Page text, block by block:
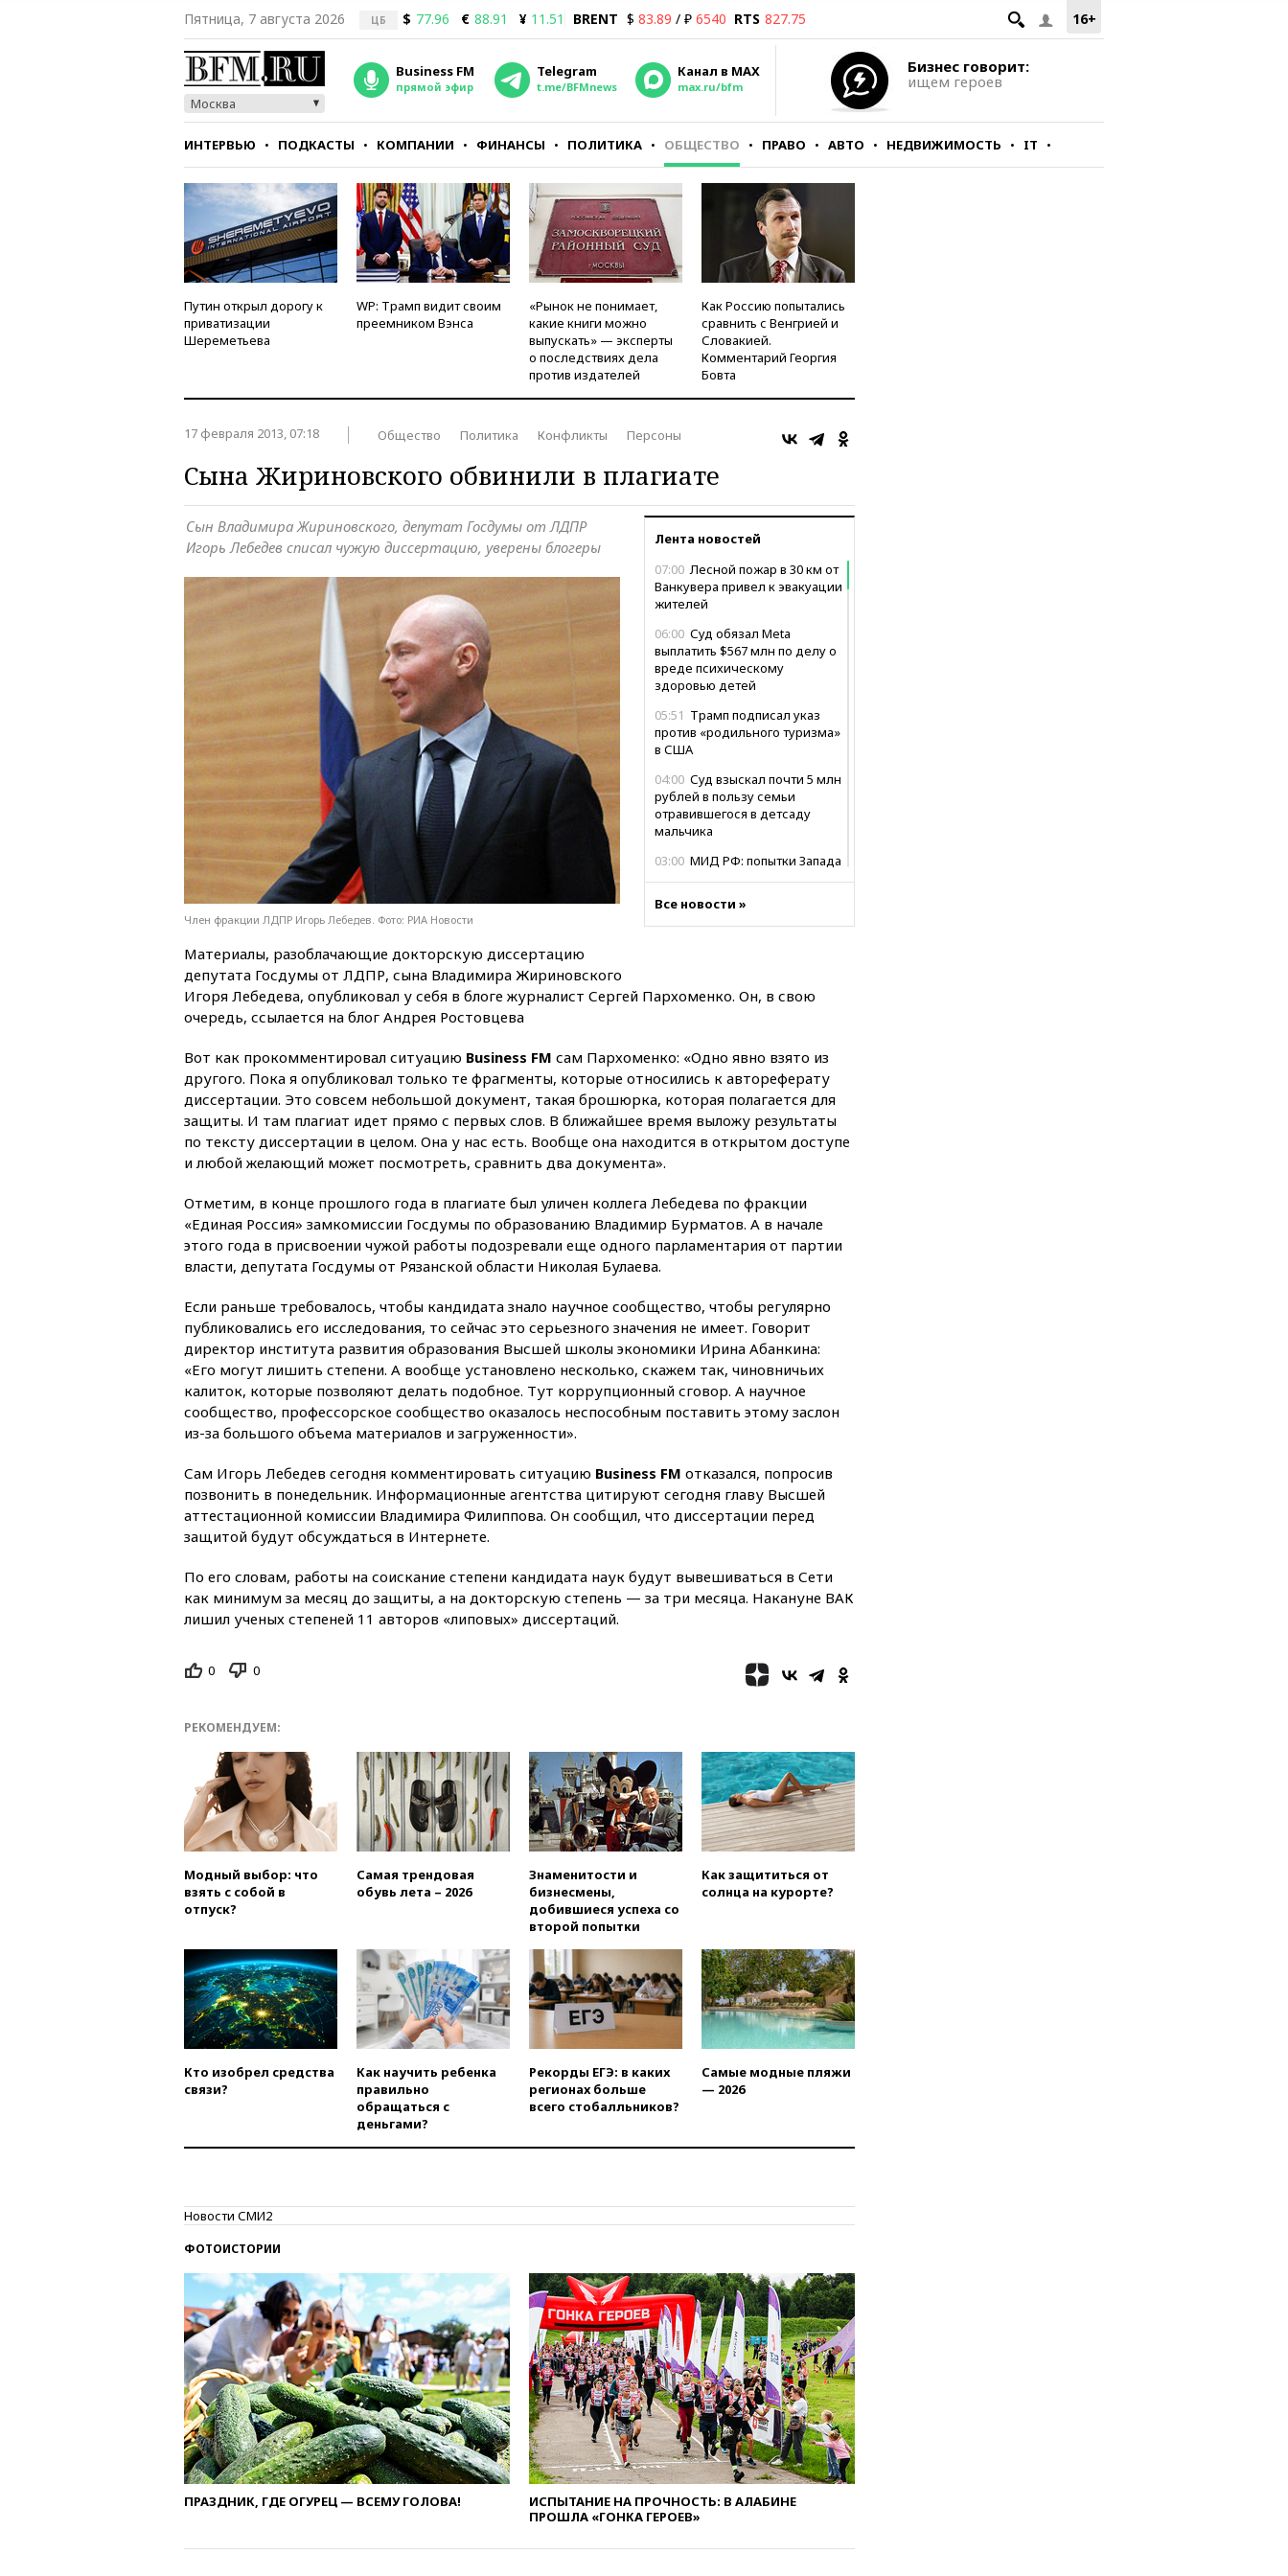
16+
Пятница, 7 августа 2026 ЦБ $ 77.96 € 88.91 ¥ 11.51 BRENT $ 83.89 / ₽ 6540 RTS 827.75
Москва
Business FM
прямой эфир
Telegram
t.me/BFMnews
Канал в MAX
max.ru/bfm
Бизнес говорит:
ищем героев
ИНТЕРВЬЮ ПОДКАСТЫ КОМПАНИИ ФИНАНСЫ ПОЛИТИКА ОБЩЕСТВО ПРАВО АВТО НЕДВИЖИМОСТЬ IT
СТИЛЬ ТЕСТЫ
Путин открыл дорогу к
приватизации
Шереметьева
WP: Трамп видит своим
преемником Вэнса
«Рынок не понимает,
какие книги можно
выпускать» — эксперты
о последствиях дела
против издателей
Как Россию попытались
сравнить с Венгрией и
Словакией.
Комментарий Георгия
Бовта
17 февраля 2013, 07:18 Общество Политика Конфликты Персоны
Сына Жириновского обвинили в плагиате
Лента новостей
07:00 Лесной пожар в 30 км от
Ванкувера привел к эвакуации
жителей
06:00 Суд обязал Meta
выплатить $567 млн по делу о
вреде психическому
здоровью детей
05:51 Трамп подписал указ
против «родильного туризма»
в США
04:00 Суд взыскал почти 5 млн
рублей в пользу семьи
отравившегося в детсаду
мальчика
03:00 МИД РФ: попытки Запада
02:00Ни один водоем Англии
Трамп: США сами
нуждаются в дальнобойных
00:01 Трамп заявил о
необходимости пополнения
арсенала США
вчера, 23:28Слуцкий призвал
признать «Яблоко»
нежелательной организацией
ребенок и женщина погибли
при падении деревьев во
время урагана
вчера, 22:55
вчера, 22:35Винисиус
продлил контракт с «Реалом»
до 2032 года
вчера, 22:28 Отказаться от
российского гражданства
станет значительно дороже
штурмовую дивизию
легендарной
вчера, 22:15Путин заслушал
вчера, 21:58Генпрокуратура
признала нежелательным в
«Аэрофлот»
отменяет часть рейсов в Сочи
Европы в прыжках с 10-
метровой вышки
вчера, 21:10РФ не получала
обращений о прекращении
концессии строительства ж/д
вчера, 21:00 В России вновь
обсуждают эксперимент по
вчера, 20:45Матвиенко:
россиянам могут
рекомендовать не посещать
Армению
вчера, 20:35ПВО за день
беспилотник над Россией
вчера, 20:27
вузы
августа посетит Сербию с
официальным визитом
вчера, 19:58В Госдуму будет
внесен законопроект об
отмене ЕГЭ
вчера, 19:50Аэропорты Сочи и
Ярославля приостановили
работу
вчера, 19:35WP: Трамп
призвал доноров-
Вэнса на выборах 2028 года
Все новости »
Сын Владимира Жириновского, депутат Госдумы от ЛДПР
Игорь Лебедев списал чужую диссертацию, уверены блогеры
Член фракции ЛДПР Игорь Лебедев. Фото: РИА Новости
Материалы, разоблачающие докторскую диссертацию
депутата Госдумы от ЛДПР, сына Владимира Жириновского
Игоря Лебедева, опубликовал у себя в блоге журналист Сергей Пархоменко. Он, в свою
очередь, ссылается на блог Андрея Ростовцева
Вот как прокомментировал ситуацию Business FM сам Пархоменко: «Одно явно взято из
другого. Пока я опубликовал только те фрагменты, которые относились к автореферату
диссертации. Это совсем небольшой документ, такая брошюрка, которая полагается для
защиты. И там плагиат идет прямо с первых слов. В ближайшее время выложу результаты
по тексту диссертации в целом. Она у нас есть. Вообще она находится в открытом доступе
и любой желающий может посмотреть, сравнить два документа».
Отметим, в конце прошлого года в плагиате был уличен коллега Лебедева по фракции
«Единая Россия» замкомиссии Госдумы по образованию Владимир Бурматов. А в начале
этого года в присвоении чужой работы подозревали еще одного парламентария от партии
власти, депутата Госдумы от Рязанской области Николая Булаева.
Если раньше требовалось, чтобы кандидата знало научное сообщество, чтобы регулярно
публиковались его исследования, то сейчас это серьезного значения не имеет. Говорит
директор института развития образования Высшей школы экономики Ирина Абанкина:
«Его могут лишить степени. А вообще установлено несколько, скажем так, чиновничьих
калиток, которые позволяют делать подобное. Тут коррупционный сговор. А научное
сообщество, профессорское сообщество оказалось неспособным поставить этому заслон
из-за большого объема материалов и загруженности».
Сам Игорь Лебедев сегодня комментировать ситуацию Business FM отказался, попросив
позвонить в понедельник. Информационные агентства цитируют сегодня главу Высшей
аттестационной комиссии Владимира Филиппова. Он сообщил, что диссертации перед
защитой будут обсуждаться в Интернете.
По его словам, работы на соискание степени кандидата наук будут вывешиваться в Сети
как минимум за месяц до защиты, а на докторскую степень — за три месяца. Накануне ВАК
лишил ученых степеней 11 авторов «липовых» диссертаций.
0 0
РЕКОМЕНДУЕМ:
Модный выбор: что
взять с собой в
отпуск?
Самая трендовая
обувь лета – 2026
Знаменитости и
бизнесмены,
добившиеся успеха со
второй попытки
Как защититься от
солнца на курорте?
Кто изобрел средства
связи?
Как научить ребенка
правильно
обращаться с
деньгами?
Рекорды ЕГЭ: в каких
регионах больше
всего стобалльников?
Самые модные пляжи
— 2026
Новости СМИ2
ФОТОИСТОРИИ
ПРАЗДНИК, ГДЕ ОГУРЕЦ — ВСЕМУ ГОЛОВА!
ИСПЫТАНИЕ НА ПРОЧНОСТЬ: В АЛАБИНЕ
ПРОШЛА «ГОНКА ГЕРОЕВ»